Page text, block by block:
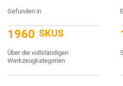
Gefunden in
2000 SKUS
Über die vollständigen
Werkzeugkategorien